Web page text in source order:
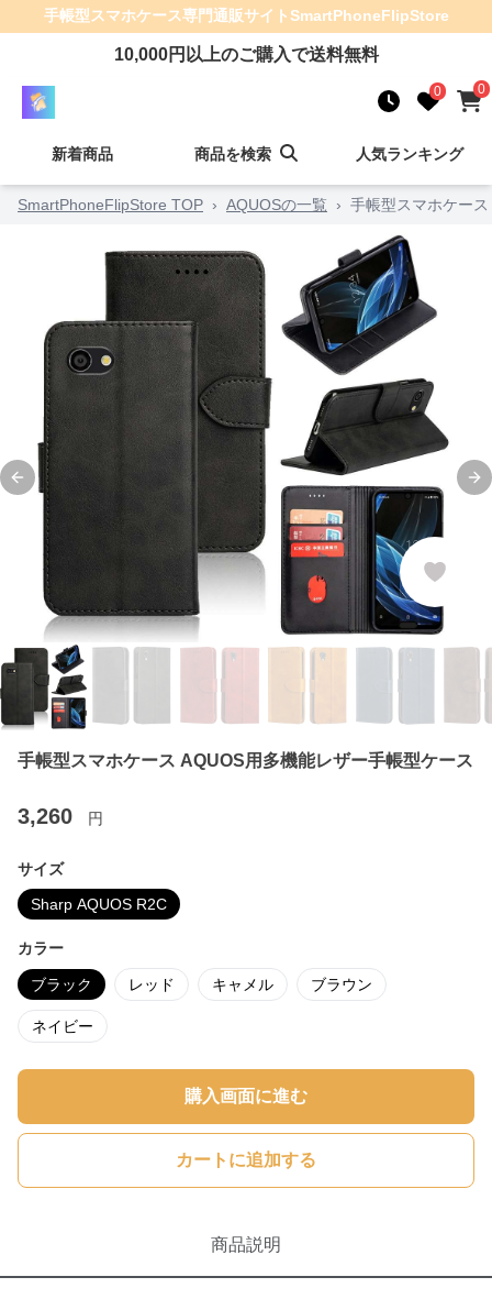
手帳型スマホケース専門通販サイトSmartPhoneFlipStore
10,000円以上のご購入で送料無料
0 0
新着商品 商品を検索 人気ランキング
SmartPhoneFlipStore TOP › AQUOSの一覧 › 手帳型スマホケー
Previous slide
手帳型スマホケース AQUOS用多機能レザー手帳型ケース
3,260 円
サイズ
Sharp AQUOS R2C
カラー
ブラック レッド キャメル ブラウン
ネイビー
購入画面に進む
カートに追加する
商品説明